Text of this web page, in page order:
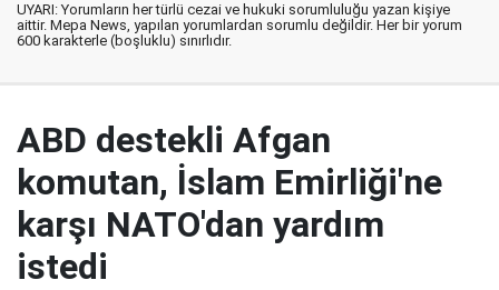
UYARI: Yorumların her türlü cezai ve hukuki sorumluluğu yazan kişiye
aittir. Mepa News, yapılan yorumlardan sorumlu değildir. Her bir yorum
600 karakterle (boşluklu) sınırlıdır.
ABD destekli Afgan
komutan, İslam Emirliği'ne
karşı NATO'dan yardım
istedi